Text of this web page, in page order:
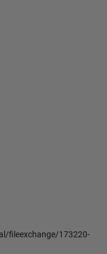
fileexchange/173220-